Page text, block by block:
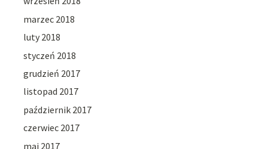
marzec 2018
luty 2018
styczeń 2018
grudzień 2017
listopad 2017
październik 2017
czerwiec 2017
maj 2017